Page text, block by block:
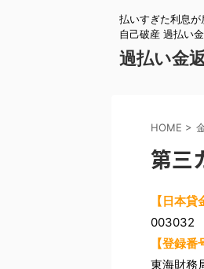
払いすぎた利息
自己破産 過払い
過払い金
HOME >
第三
【日本貸
003032
【登録番
東海財務